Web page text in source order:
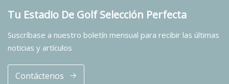
Tu Estadio De Golf Selección Perfecta
Suscríbase a nuestro boletín mensual para recibir las últimas
noticias y artículos
Contáctenos